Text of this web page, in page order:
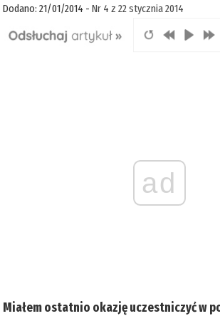
Dodano: 21/01/2014 -Nr 4 z 22 stycznia 2014
ad
Miałem ostatnio okazję uczestniczyć w